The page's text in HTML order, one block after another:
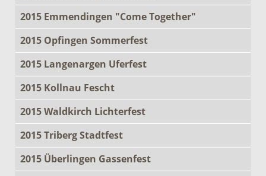
2015 Emmendingen "Come Together"
2015 Opfingen Sommerfest
2015 Langenargen Uferfest
2015 Kollnau Fescht
2015 Waldkirch Lichterfest
2015 Triberg Stadtfest
2015 Überlingen Gassenfest